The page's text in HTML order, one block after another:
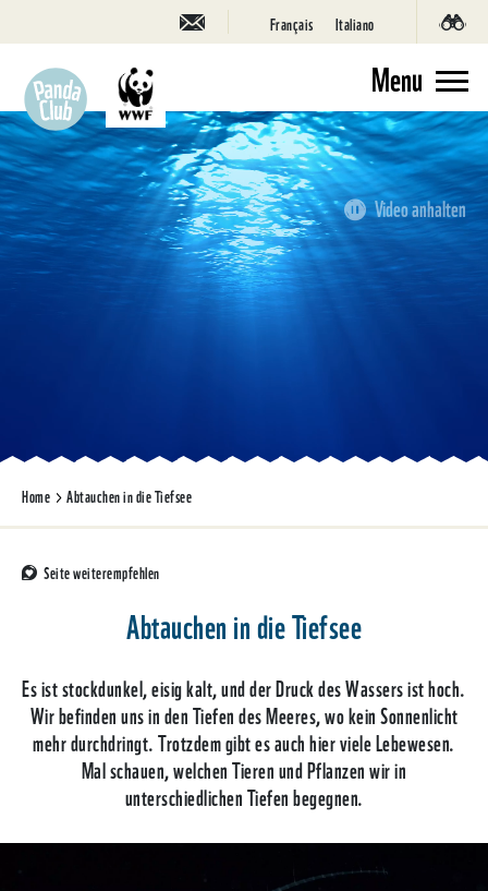
Français Italiano
Menu
Video anhalten
Home Abtauchen in die Tiefsee
Seite weiterempfehlen
Abtauchen in die Tiefsee
Es ist stockdunkel, eisig kalt, und der Druck des Wassers ist hoch.
Wir befinden uns in den Tiefen des Meeres, wo kein Sonnenlicht
mehr durchdringt. Trotzdem gibt es auch hier viele Lebewesen.
Mal schauen, welchen Tieren und Pflanzen wir in
unterschiedlichen Tiefen begegnen.